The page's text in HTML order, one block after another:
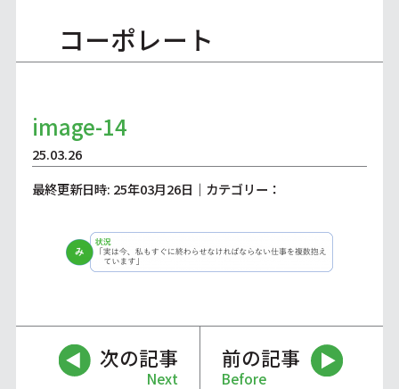
コーポレート
image-14
25.03.26
最終更新日時: 25年03月26日｜カテゴリー：
次の記事
Next
前の記事
Before